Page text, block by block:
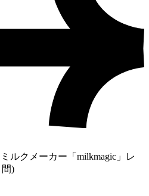
ルクメーカー「milkmagic」レ
間)